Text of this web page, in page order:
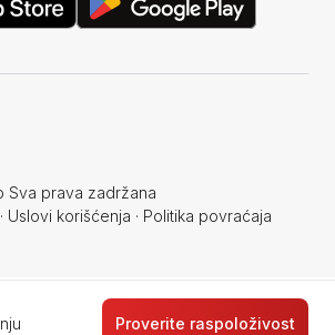
Proverite raspoloživost
prava zadržana
· Uslovi korišćenja · Politika povraćaja